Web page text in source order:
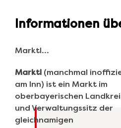
Informationen
Marktl…
Marktl (manchmal
am Inn) ist ein Markt im
oberbayerischen
und Verwaltungssitz der
gleichnamigen